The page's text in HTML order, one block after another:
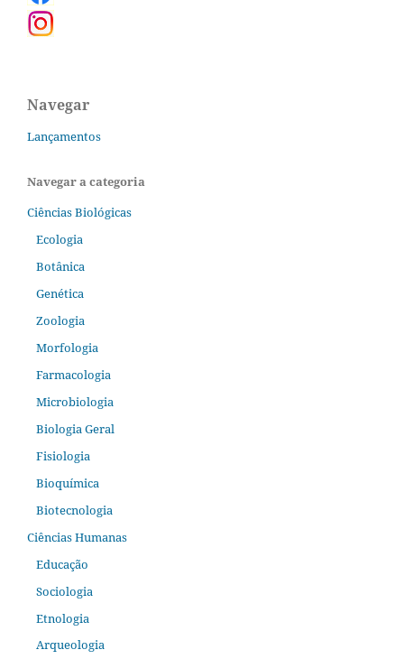
Navegar
Lançamentos
Navegar a categoria
Ciências Biológicas
Ecologia
Botânica
Genética
Zoologia
Morfologia
Farmacologia
Microbiologia
Biologia Geral
Fisiologia
Bioquímica
Biotecnologia
Ciências Humanas
Educação
Sociologia
Etnologia
Arqueologia